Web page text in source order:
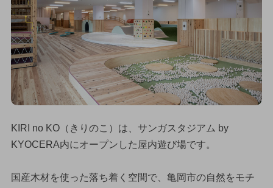
KIRI no KO（きりのこ）は、サンガスタジアム by
KYOCERA内にオープンした屋内遊び場です。
国産木材を使った落ち着く空間で、亀岡市の自然をモチ